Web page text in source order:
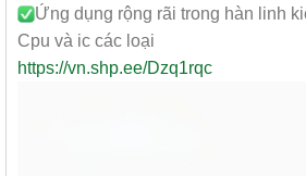
Ứng dụng rộng rãi trong hàn linh
Cpu và ic các loại
https://vn.shp.ee/Dzq1rqc